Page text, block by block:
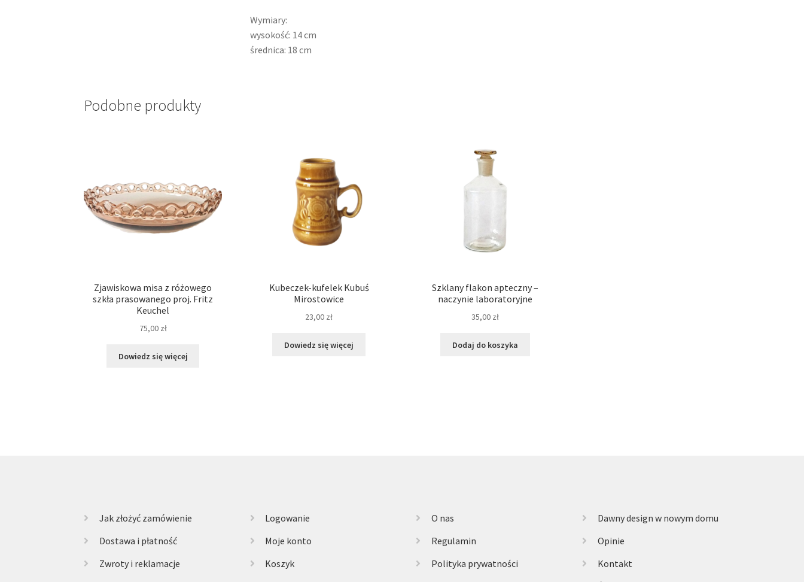
Wymiary:
wysokość: 14 cm
średnica: 18 cm
Podobne produkty
Zjawiskowa misa z różowego
szkła prasowanego proj. Fritz
Keuchel
75,00 zł
Dowiedz się więcej
Kubeczek-kufelek Kubuś
Mirostowice
23,00 zł
Dowiedz się więcej
Szklany flakon apteczny –
naczynie laboratoryjne
35,00 zł
Dodaj do koszyka
Jak złożyć zamówienie
Dostawa i płatność
Zwroty i reklamacje
Logowanie
Moje konto
Koszyk
O nas
Regulamin
Polityka prywatności
Dawny design w nowym domu
Opinie
Kontakt